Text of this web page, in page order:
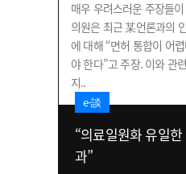
인포메이션
학회·연수강좌
고객센터
매우 우려스러운 주장들
의원은 최근 某언론과의
에 대해 “면허 통합이 어
야 한다”고 주장. 이와 관
지..
“의료일원화 유일
과”
e-談